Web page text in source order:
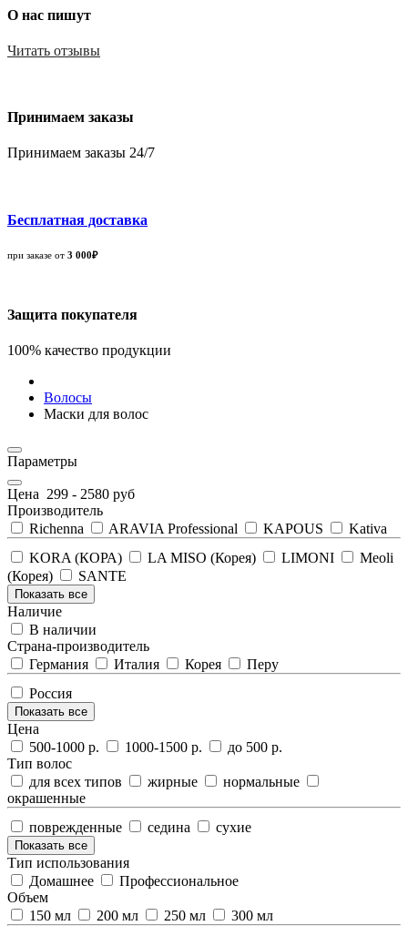
О нас пишут
Читать отзывы
Принимаем заказы
Принимаем заказы 24/7
Бесплатная доставка
при заказе от 3 000₽
Защита покупателя
100% качество продукции
Волосы
Маски для волос
Параметры
Цена 299 - 2580 руб
Производитель
Richenna
ARAVIA Professional KAPOUS
Kativa
KORA (КОРА)
LA MISO (Корея) LIMONI
Meoli
(Корея)
SANTE
Показать все
Наличие
В наличии
Страна-производитель
Германия
Италия Корея
Перу
Россия
Показать все
Цена
500-1000 р.
1000-1500 р.
до 500 р.
Тип волос
для всех типов
жирные
нормальные
окрашенные
поврежденные
седина сухие
Показать все
Тип использования
Домашнее
Профессиональное
Объем
150 мл
200 мл 250 мл
300 мл